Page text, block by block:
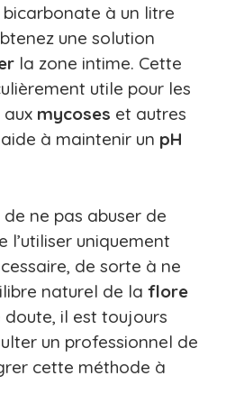
à un litre
une solution
la zone intime. Cette
utile pour les
mycoses et autres
à maintenir un pH
ne pas abuser de
uniquement
de sorte à ne
naturel de la flore
doute, il est toujours
un professionnel de
cette méthode à